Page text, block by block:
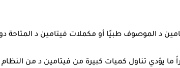
د الموصوف طبيًا أو مكملات فيتامين د
يؤدي تناول كميات كبيرة من فيتامين د من